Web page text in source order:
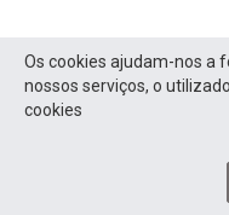
Os cookies ajudam-nos a
nossos serviços, o
cookies